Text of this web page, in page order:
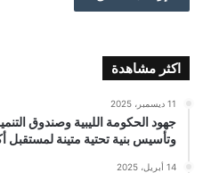
اكثر مشاهدة
11 ديسمبر، 2025
جهود الحكومة الليبية وصندوق
وتأسيس بنية تحتية متينة لمستقبل
14 أبريل، 2025